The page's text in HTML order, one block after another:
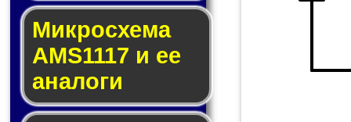
Микросхема
AMS1117 и ее
ана­ло­ги